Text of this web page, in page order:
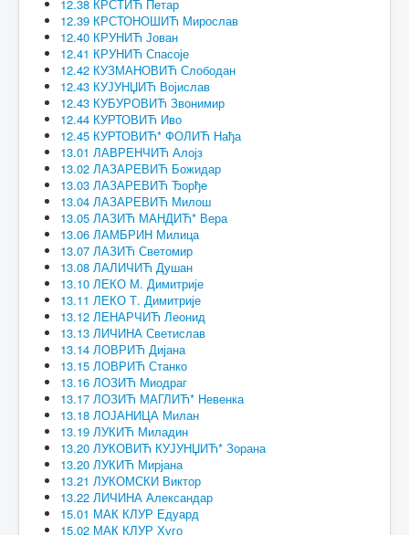
12.38 КРСТИЋ Петар
12.39 КРСТОНОШИЋ Мирослав
12.40 КРУНИЋ Јован
12.41 КРУНИЋ Спасоје
12.42 КУЗМАНОВИЋ Слободан
12.43 КУЈУНЏИЋ Војислав
12.43 КУБУРОВИЋ Звонимир
12.44 КУРТОВИЋ Иво
12.45 КУРТОВИЋ* ФОЛИЋ Нађа
13.01 ЛАВРЕНЧИЋ Алојз
13.02 ЛАЗАРЕВИЋ Божидар
13.03 ЛАЗАРЕВИЋ Ђорђе
13.04 ЛАЗАРЕВИЋ Милош
13.05 ЛАЗИЋ МАНДИЋ* Вера
13.06 ЛАМБРИН Милица
13.07 ЛАЗИЋ Светомир
13.08 ЛАЛИЧИЋ Душан
13.10 ЛЕКО М. Димитрије
13.11 ЛЕКО Т. Димитрије
13.12 ЛЕНАРЧИЋ Леонид
13.13 ЛИЧИНА Светислав
13.14 ЛОВРИЋ Дијана
13.15 ЛОВРИЋ Станко
13.16 ЛОЗИЋ Миодраг
13.17 ЛОЗИЋ МАГЛИЋ* Невенка
13.18 ЛОЈАНИЦА Милан
13.19 ЛУКИЋ Миладин
13.20 ЛУКОВИЋ КУЈУНЏИЋ* Зорана
13.20 ЛУКИЋ Мирјана
13.21 ЛУКОМСКИ Виктор
13.22 ЛИЧИНА Александар
15.01 МАК КЛУР Едуард
15.02 МАК КЛУР Хуго